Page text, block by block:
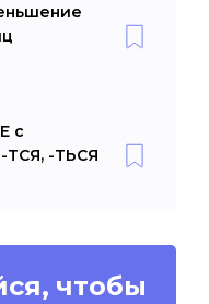
с
ТСЯ, -ТЬСЯ
чтобы